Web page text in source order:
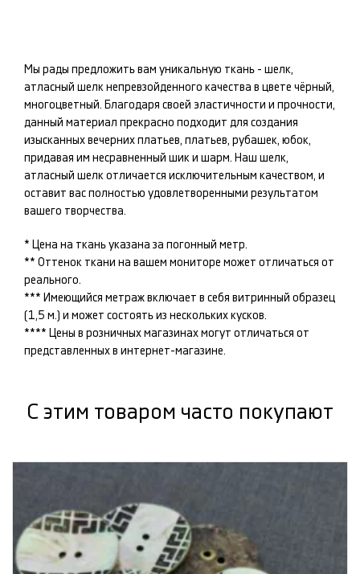
Мы рады предложить вам уникальную ткань - шелк,
атласный шелк непревзойденного качества в цвете чёрный,
многоцветный. Благодаря своей эластичности и прочности,
данный материал прекрасно подходит для создания
изысканных вечерних платьев, платьев, рубашек, юбок,
придавая им несравненный шик и шарм. Наш шелк,
атласный шелк отличается исключительным качеством, и
оставит вас полностью удовлетворенными результатом
вашего творчества.
* Цена на ткань указана за погонный метр.
** Оттенок ткани на вашем мониторе может отличаться от
реального.
*** Имеющийся метраж включает в себя витринный образец
(1,5 м.) и может состоять из нескольких кусков.
**** Цены в розничных магазинах могут отличаться от
представленных в интернет-магазине.
С этим товаром часто покупают